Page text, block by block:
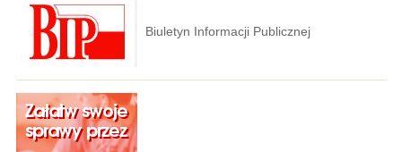
Biuletyn Informacji Publicznej